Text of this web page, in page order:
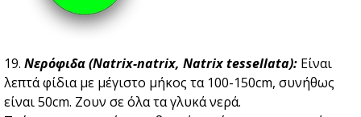
19. Νερόφιδα (Natrix-natrix, Natrix tessellata): Είναι
λεπτά φίδια με μέγιστο μήκος τα 100-150cm, συνήθως
είναι 50cm. Zουν σε όλα τα γλυκά νερά.